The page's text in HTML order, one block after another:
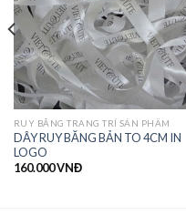
RUY BĂNG TRANG TRÍ SẢN PHẨM
DÂY RUY BĂNG BẢN TO 4CM IN
LOGO
160.000VNĐ